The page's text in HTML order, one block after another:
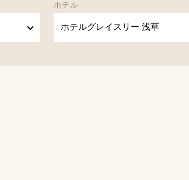
ホテル
ホテルグレイスリー 浅草